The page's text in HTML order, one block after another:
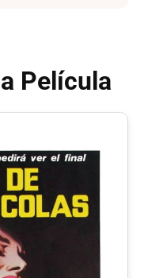
Película